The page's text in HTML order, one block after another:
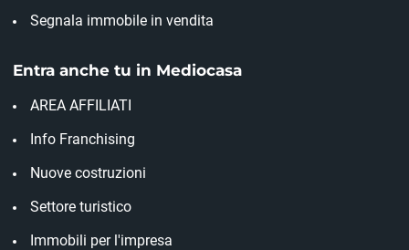
Segnala immobile in vendita
Entra anche tu in Mediocasa
AREA AFFILIATI
Info Franchising
Nuove costruzioni
Settore turistico
Immobili per l'impresa